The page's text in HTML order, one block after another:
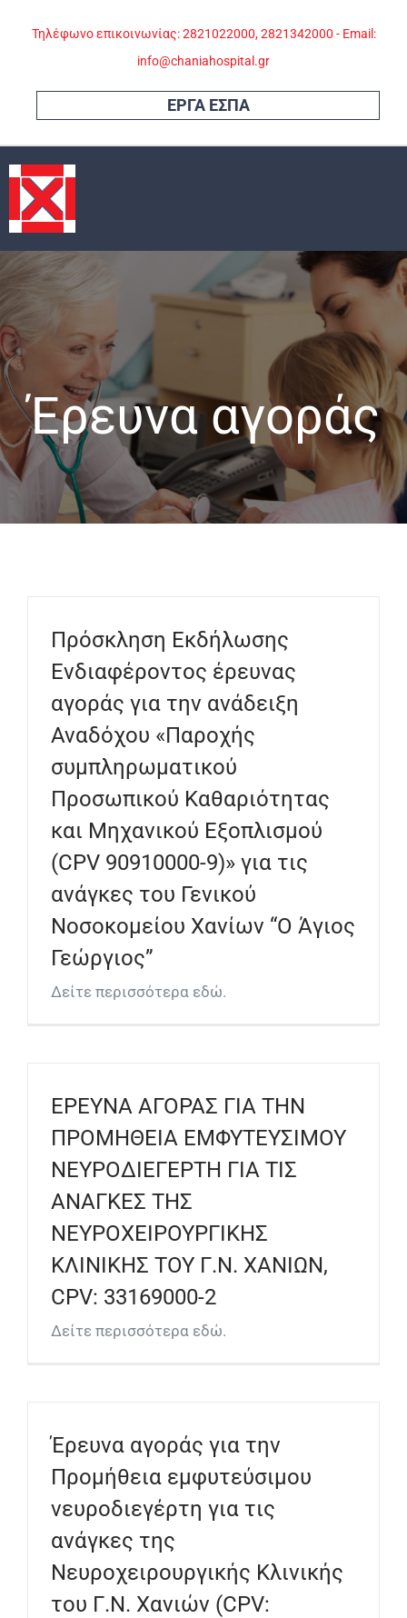
Τηλέφωνο επικοινωνίας: 2821022000, 2821342000 - Email:
info@chaniahospital.gr
ΕΡΓΑ ΕΣΠΑ
Έρευνα αγοράς
Πρόσκληση Εκδήλωσης
Ενδιαφέροντος έρευνας
αγοράς για την ανάδειξη
Αναδόχου «Παροχής
συμπληρωματικού
Προσωπικού Καθαριότητας
και Μηχανικού Εξοπλισμού
(CPV 90910000-9)» για τις
ανάγκες του Γενικού
Νοσοκομείου Χανίων “Ο Άγιος
Γεώργιος”
Δείτε περισσότερα εδώ.
ΕΡΕΥΝΑ ΑΓΟΡΑΣ ΓΙΑ ΤΗΝ
ΠΡΟΜΗΘΕΙΑ ΕΜΦΥΤΕΥΣΙΜΟΥ
ΝΕΥΡΟΔΙΕΓΕΡΤΗ ΓΙΑ ΤΙΣ
ΑΝΑΓΚΕΣ ΤΗΣ
ΝΕΥΡΟΧΕΙΡΟΥΡΓΙΚΗΣ
ΚΛΙΝΙΚΗΣ ΤΟΥ Γ.Ν. ΧΑΝΙΩΝ,
CPV: 33169000-2
Δείτε περισσότερα εδώ.
Έρευνα αγοράς για την
Προμήθεια εμφυτεύσιμου
νευροδιεγέρτη για τις
ανάγκες της
Νευροχειρουργικής Κλινικής
του Γ.Ν. Χανιών (CPV: